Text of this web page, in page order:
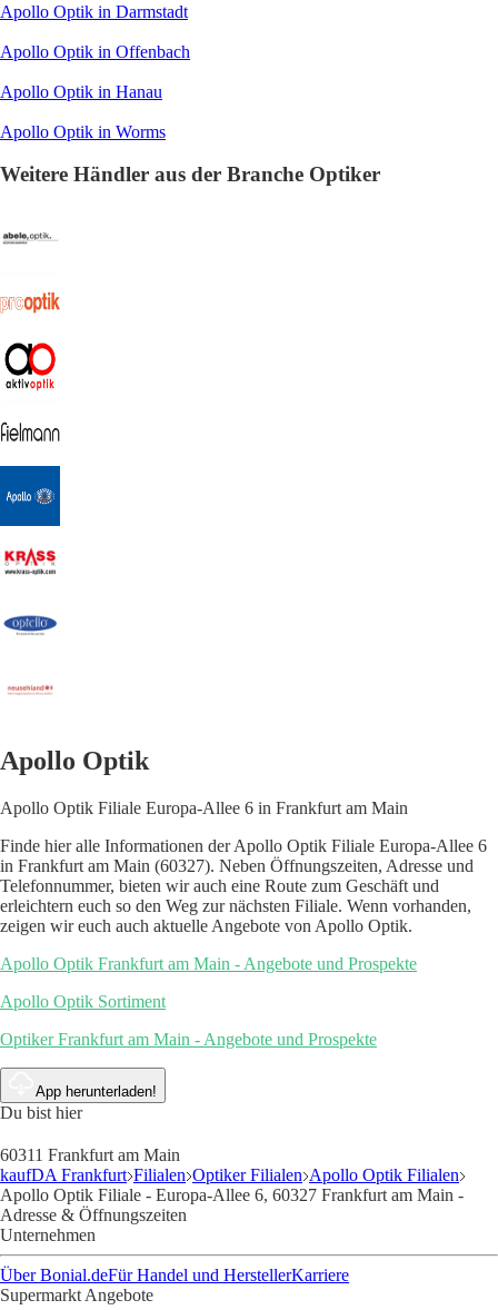
Apollo Optik in Darmstadt
Apollo Optik in Offenbach
Apollo Optik in Hanau
Apollo Optik in Worms
Weitere Händler aus der Branche Optiker
Apollo Optik
Apollo Optik Filiale Europa-Allee 6 in Frankfurt am Main
Finde hier alle Informationen der Apollo Optik Filiale Europa-Allee 6
in Frankfurt am Main (60327). Neben Öffnungszeiten, Adresse und
Telefonnummer, bieten wir auch eine Route zum Geschäft und
erleichtern euch so den Weg zur nächsten Filiale. Wenn vorhanden,
zeigen wir euch auch aktuelle Angebote von Apollo Optik.
Apollo Optik Frankfurt am Main - Angebote und Prospekte
Apollo Optik Sortiment
Optiker Frankfurt am Main - Angebote und Prospekte
App herunterladen!
Du bist hier
60311 Frankfurt am Main
kaufDA Frankfurt Filialen Optiker Filialen Apollo Optik Filialen
Apollo Optik Filiale - Europa-Allee 6, 60327 Frankfurt am Main -
Adresse & Öffnungszeiten
Unternehmen
Über Bonial.deFür Handel und HerstellerKarriere
Supermarkt Angebote